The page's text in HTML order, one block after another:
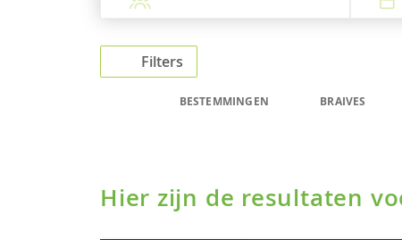
Filters
BESTEMMINGEN BRAIVES
Hier zijn de resultaten